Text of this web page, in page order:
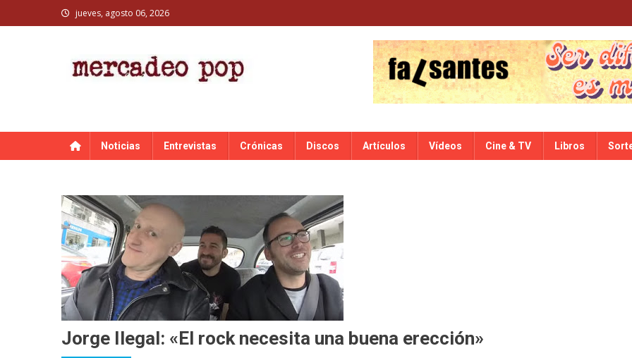
to
jueves, agosto 06, 2026
Noticias Entrevistas Crónicas Discos Artículos Vídeos Cine & TV Libros
Jorge Ilegal: «El rock necesita una buena erección»